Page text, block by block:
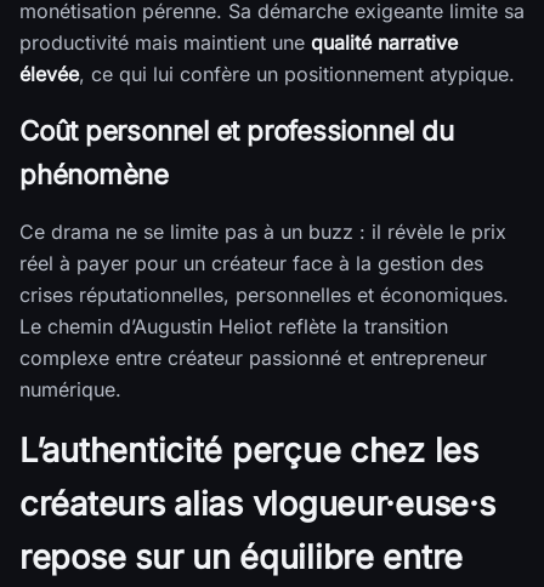
monétisation pérenne. Sa démarche exigeante limite sa
productivité mais maintient une qualité narrative
élevée, ce qui lui confère un positionnement atypique.
Coût personnel et professionnel du
phénomène
Ce drama ne se limite pas à un buzz : il révèle le prix
réel à payer pour un créateur face à la gestion des
crises réputationnelles, personnelles et économiques.
Le chemin d’Augustin Heliot reflète la transition
complexe entre créateur passionné et entrepreneur
numérique.
L’authenticité perçue chez les
créateurs alias vlogueur·euse·s
repose sur un équilibre entre